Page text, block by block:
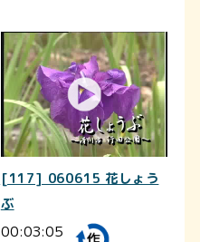
[117] 060615 花しょう
ぶ
00:03:05